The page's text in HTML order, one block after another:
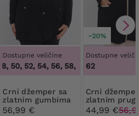
Dostupne veličine
50, 52, 54, 56, 58, 60, 62, 64
Crni džemper sa
zlatnim gumbima
56,99 €
−20%
Dostupne
62
Crni džemper sa
zlatnim
44,99 €